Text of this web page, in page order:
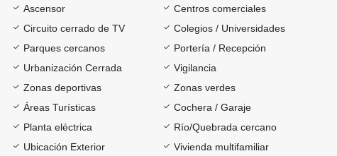
Ascensor
Centros comerciales
Circuito cerrado de TV
Colegios / Universidades
Parques cercanos
Portería / Recepción
Urbanización Cerrada
Vigilancia
Zonas deportivas
Zonas verdes
Áreas Turísticas
Cochera / Garaje
Planta eléctrica
Río/Quebrada cercano
Ubicación Exterior Vivienda multifamiliar